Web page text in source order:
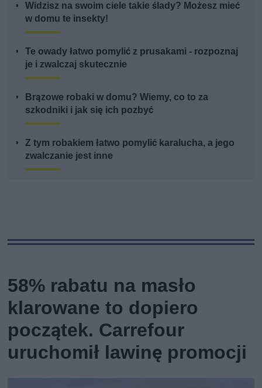
Widzisz na swoim ciele takie ślady? Możesz mieć
w domu te insekty!
Te owady łatwo pomylić z prusakami - rozpoznaj
je i zwalczaj skutecznie
Brązowe robaki w domu? Wiemy, co to za
szkodniki i jak się ich pozbyć
Z tym robakiem łatwo pomylić karalucha, a jego
zwalczanie jest inne
58% rabatu na masło
klarowane to dopiero
początek. Carrefour
uruchomił lawinę promocji